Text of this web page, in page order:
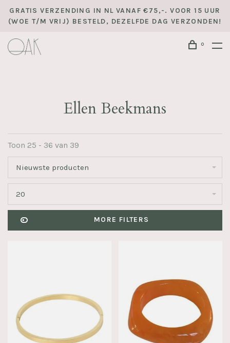
GRATIS VERZENDING IN NL VANAF €75,-. VOOR 15 UUR
(WOE T/M VRIJ) BESTELD, DEZELFDE DAG VERZONDEN!
0
Ellen Beekmans
Toon 25 - 36 van 39
Nieuwste producten
20
MORE FILTERS